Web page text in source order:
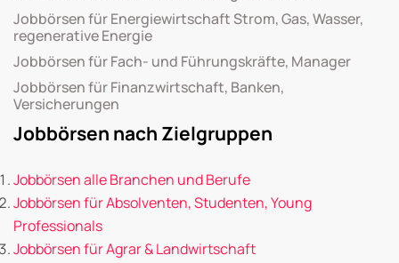
Jobbörsen für Energiewirtschaft Strom, Gas, Wasser,
regenerative Energie
Jobbörsen für Fach- und Führungskräfte, Manager
Jobbörsen für Finanzwirtschaft, Banken,
Versicherungen
Jobbörsen nach Zielgruppen
Jobbörsen alle Branchen und Berufe
Jobbörsen für Absolventen, Studenten, Young
Professionals
Jobbörsen für Agrar & Landwirtschaft